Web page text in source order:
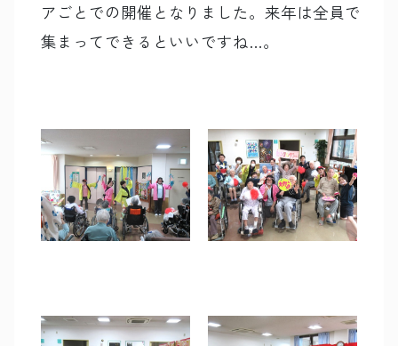
アごとでの開催となりました。来年は全員で
集まってできるといいですね…。